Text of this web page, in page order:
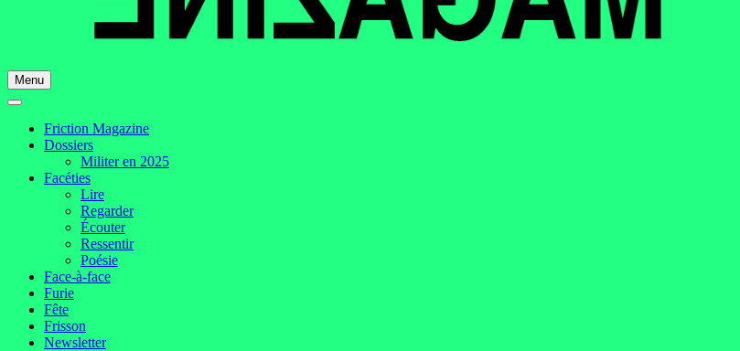
Menu
Friction Magazine
Dossiers
Militer en 2025
Facéties
Lire
Regarder
Écouter
Ressentir
Poésie
Face-à-face
Furie
Fête
Frisson
Newsletter